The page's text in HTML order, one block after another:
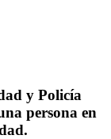
y Policía
persona en